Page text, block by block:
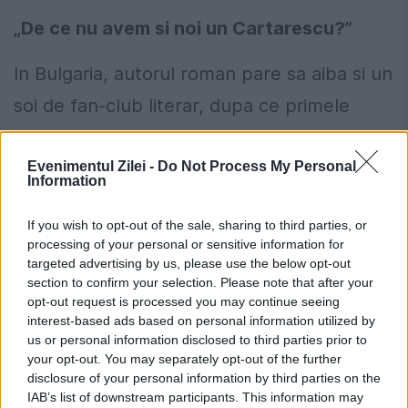
Evenimentul Zilei - Do Not Process My Personal
Information
If you wish to opt-out of the sale, sharing to third parties, or
processing of your personal or sensitive information for
targeted advertising by us, please use the below opt-out
section to confirm your selection. Please note that after your
opt-out request is processed you may continue seeing
interest-based ads based on personal information utilized by
us or personal information disclosed to third parties prior to
your opt-out. You may separately opt-out of the further
disclosure of your personal information by third parties on the
IAB’s list of downstream participants. This information may
„De ce nu avem si noi un Cartarescu?”
In Bulgaria, autorul roman pare sa aiba si un
soi de fan-club literar, dupa ce primele
doua parti din „Orbitor” si „De ce iubim
femeile” au fost traduse de bulgarul Ivan
„Intr-un ziar a aparut chiar un articol
intitulat „De ce nu avem si noi un
Cartarescu?”. A devenit chiar personaj in
cateva poezii postmoderne. La Burgas si la
Plovdiv exista si un strans fan-club care